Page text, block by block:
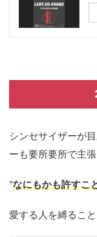
シンセサイザーが
ーも要所要所で主張
"なにもかも許すこ
愛する人を縛るこ